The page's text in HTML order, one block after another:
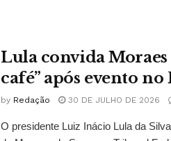
Lula convida
café” após evento
by Redação 30 DE JULHO DE 2026
O presidente Luiz Inácio Lula da